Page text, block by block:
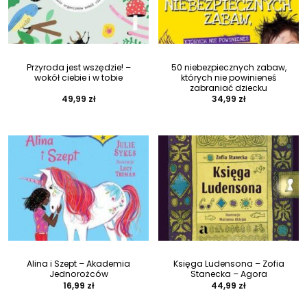
Przyroda jest wszędzie! –
wokół ciebie i w tobie
49,99 zł
50 niebezpiecznych zabaw,
których nie powinieneś
zabraniać dziecku
34,99 zł
Alina i Szept – Akademia
Jednorożców
16,99 zł
Księga Ludensona – Zofia
Stanecka – Agora
44,99 zł